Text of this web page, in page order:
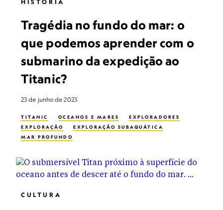
HISTÓRIA
Tragédia no fundo do mar: o
que podemos aprender com o
submarino da expedição ao
Titanic?
23 de junho de 2023
TITANIC OCEANOS E MARES
EXPLORADORES
EXPLORAÇÃO
EXPLORAÇÃO SUBAQUÁTICA
MAR PROFUNDO
CULTURA